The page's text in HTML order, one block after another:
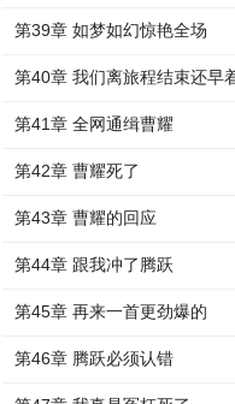
第39章 如梦如幻惊艳全场
第40章 我们离旅程结束还早
第41章 全网通缉曹耀
第42章 曹耀死了
第43章 曹耀的回应
第44章 跟我冲了腾跃
第45章 再来一首更劲爆的
第46章 腾跃必须认错